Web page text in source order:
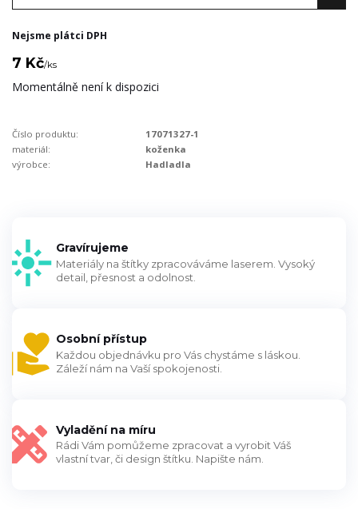
Nejsme plátci DPH
7 Kč/ks
Momentálně není k dispozici
Číslo produktu:
17071327-1
materiál:
koženka
výrobce:
Hadladla
Gravírujeme
Materiály na štítky zpracováváme laserem. Vysoký
detail, přesnost a odolnost.
Osobní přístup
Každou objednávku pro Vás chystáme s láskou.
Záleží nám na Vaší spokojenosti.
Vyladění na míru
Rádi Vám pomůžeme zpracovat a vyrobit Váš
vlastní tvar, či design štítku. Napište nám.